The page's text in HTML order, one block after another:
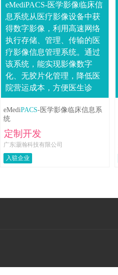
eMediPACS-医学影像临床信
息系统从医疗影像设备中获
得数字影像，利用高速网络
执行存储、管理、传输的医
疗影像信息管理系统。通过
该系统，能实现影像数字
化、无胶片化管理，降低医
院营运成本，方便医生诊
断，减少患者等待时间，提
高院方服务质量。医学影像
临床信息系统本....
eMediPACS-医学影像临床信息系
统
定制开发
广东灏瀚科技有限公司
入驻企业